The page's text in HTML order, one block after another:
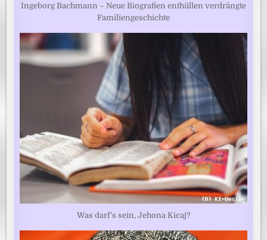
Ingeborg Bachmann – Neue Biografien enthüllen verdrängte
Familiengeschichte
Was darf’s sein, Jehona Kicaj?